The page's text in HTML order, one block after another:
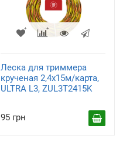
Леска для триммера
крученая 2,4x15м/карта,
ULTRA L3, ZUL3T2415K
95 грн